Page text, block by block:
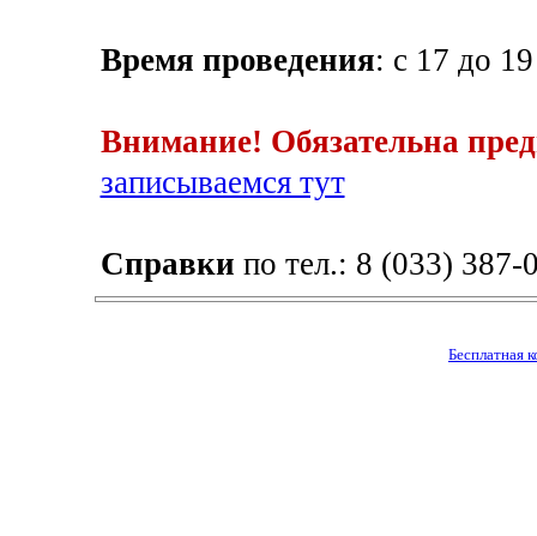
Время проведения: с 17 до
Внимание! Обязательна
записываемся тут
Справки по тел.: 8 (033) 387-
Бесплатная